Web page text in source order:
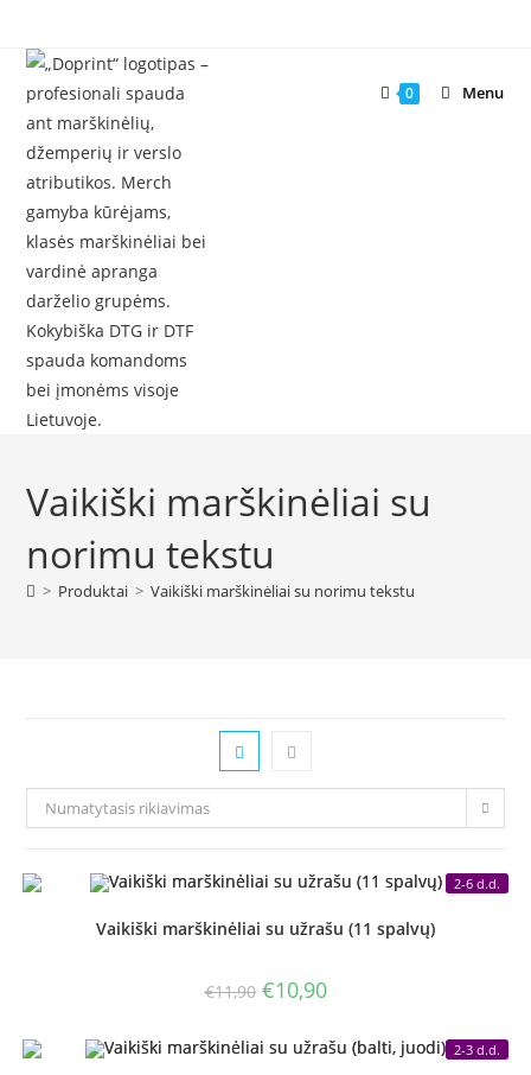
content
0 Menu
Vaikiški marškinėliai su
norimu tekstu
> Produktai > Vaikiški marškinėliai su norimu tekstu
Numatytasis rikiavimas
2-6 d.d.
Vaikiški marškinėliai su užrašu (11 spalvų)
€11,90 Original
price
€11,90.
€10,90Current
price
€10,90.
2-3 d.d.